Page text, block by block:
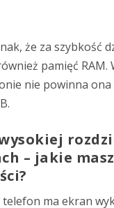
że za szybkość
pamięć RAM.
nie powinna
– jakie masz
telefon ma ekran